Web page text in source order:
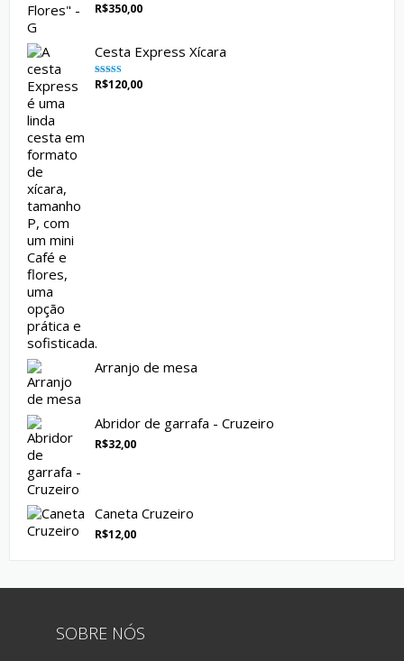
Avaliação
5.00de 5
R$350,00
Cesta Express Xícara
Avaliação
5.00 de 5
R$120,00
Arranjo de mesa
Abridor de garrafa - Cruzeiro
R$32,00
Caneta Cruzeiro
R$12,00
SOBRE NÓS